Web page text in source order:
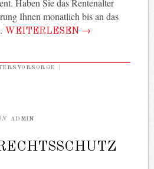
Haben Sie das Rentenalter
Ihnen monatlich bis an das
WEITERLESEN →
ADMIN